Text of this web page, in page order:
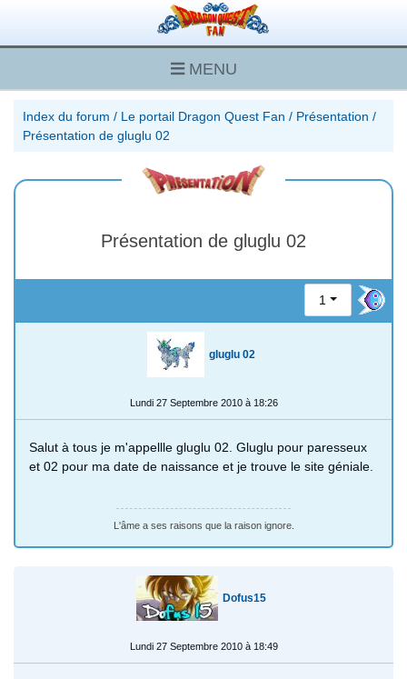
MENU
Index du forum / Le portail Dragon Quest Fan / Présentation /
Présentation de gluglu 02
Présentation de gluglu 02
1
gluglu 02
Lundi 27 Septembre 2010 à 18:26
Salut à tous je m'appellle gluglu 02. Gluglu pour paresseux
et 02 pour ma date de naissance et je trouve le site géniale.
L'âme a ses raisons que la raison ignore.
Dofus15
Lundi 27 Septembre 2010 à 18:49